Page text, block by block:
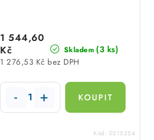
u
k
t
ů
Skladem (3 ks)
1 276,53 Kč bez DPH
1 544,60
Kč
Kód: 0215254